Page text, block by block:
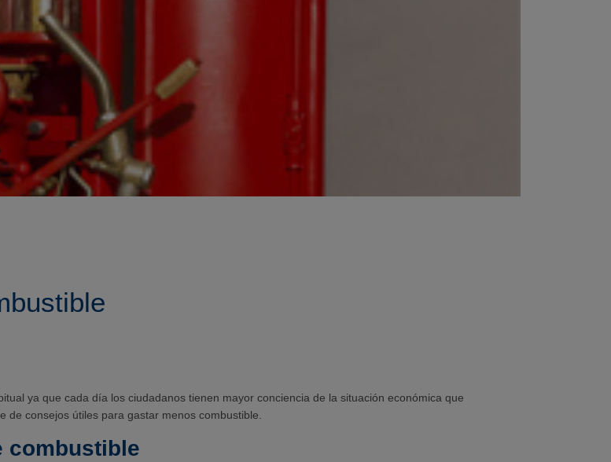
ya que cada día los ciudadanos tienen mayor conciencia de la situación económica que
de consejos útiles para gastar menos combustible.
combustible